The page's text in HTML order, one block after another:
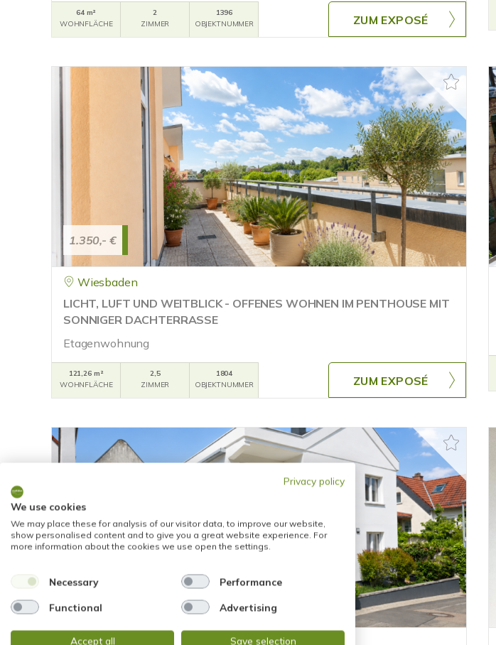
64 m²
WOHNFLÄCHE
2
ZIMMER
1396
OBJEKTNUMMER
ZUM EXPOSÉ
1.350,- €
Wiesbaden
LICHT, LUFT UND WEITBLICK - OFFENES WOHNEN IM PENTHOUSE MIT
SONNIGER DACHTERRASSE
Etagenwohnung
121,26 m²
WOHNFLÄCHE
2,5
ZIMMER
1804
OBJEKTNUMMER
ZUM EXPOSÉ
2.050,01 €
Privacy policy
We use cookies
We may place these for analysis of our visitor data, to improve our website,
show personalised content and to give you a great website experience. For
more information about the cookies we use open the settings.
Necessary Performance
Functional Advertising
Accept all Save selection